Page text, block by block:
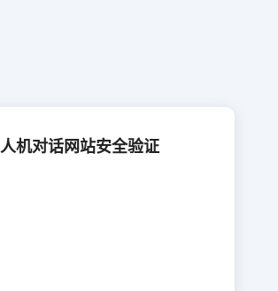
人机对话网站安全验证